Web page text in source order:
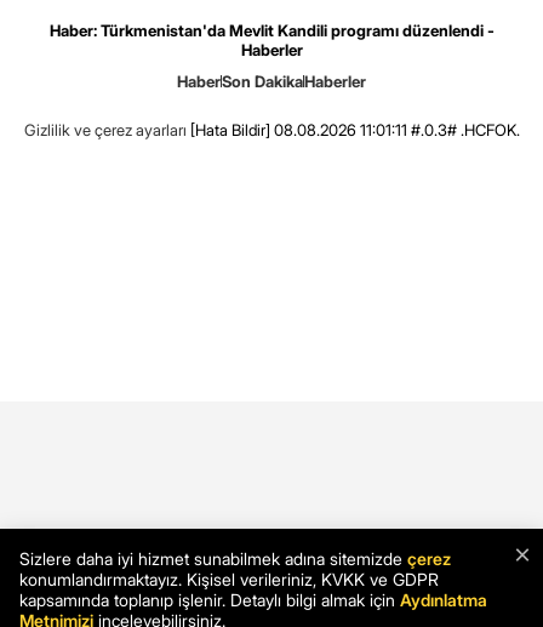
Haber: Türkmenistan'da Mevlit Kandili programı düzenlendi -
Haberler
HaberSon DakikaHaberler
Gizlilik ve çerez ayarları [Hata Bildir] 08.08.2026 11:01:11 #.0.3# .HCFOK.
×
Sizlere daha iyi hizmet sunabilmek adına sitemizde çerez
konumlandırmaktayız. Kişisel verileriniz, KVKK ve GDPR
kapsamında toplanıp işlenir. Detaylı bilgi almak için Aydınlatma
Metnimizi inceleyebilirsiniz.